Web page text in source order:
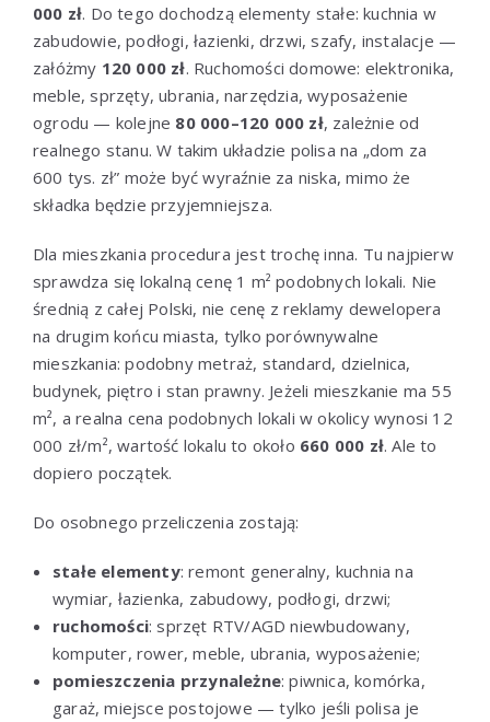
000 zł. Do tego dochodzą elementy stałe: kuchnia w
zabudowie, podłogi, łazienki, drzwi, szafy, instalacje —
załóżmy 120 000 zł. Ruchomości domowe: elektronika,
meble, sprzęty, ubrania, narzędzia, wyposażenie
ogrodu — kolejne 80 000–120 000 zł, zależnie od
realnego stanu. W takim układzie polisa na „dom za
600 tys. zł” może być wyraźnie za niska, mimo że
składka będzie przyjemniejsza.
Dla mieszkania procedura jest trochę inna. Tu najpierw
sprawdza się lokalną cenę 1 m² podobnych lokali. Nie
średnią z całej Polski, nie cenę z reklamy dewelopera
na drugim końcu miasta, tylko porównywalne
mieszkania: podobny metraż, standard, dzielnica,
budynek, piętro i stan prawny. Jeżeli mieszkanie ma 55
m², a realna cena podobnych lokali w okolicy wynosi 12
000 zł/m², wartość lokalu to około 660 000 zł. Ale to
dopiero początek.
Do osobnego przeliczenia zostają:
stałe elementy: remont generalny, kuchnia na
wymiar, łazienka, zabudowy, podłogi, drzwi;
ruchomości: sprzęt RTV/AGD niewbudowany,
komputer, rower, meble, ubrania, wyposażenie;
pomieszczenia przynależne: piwnica, komórka,
garaż, miejsce postojowe — tylko jeśli polisa je